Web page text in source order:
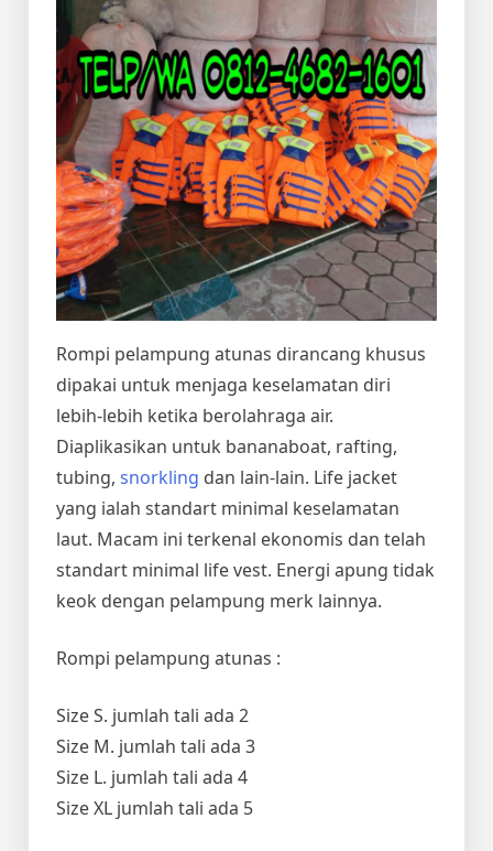
Rompi pelampung atunas dirancang khusus
dipakai untuk menjaga keselamatan diri
lebih-lebih ketika berolahraga air.
Diaplikasikan untuk bananaboat, rafting,
tubing, snorkling dan lain-lain. Life jacket
yang ialah standart minimal keselamatan
laut. Macam ini terkenal ekonomis dan telah
standart minimal life vest. Energi apung tidak
keok dengan pelampung merk lainnya.
Rompi pelampung atunas :
Size S. jumlah tali ada 2
Size M. jumlah tali ada 3
Size L. jumlah tali ada 4
Size XL jumlah tali ada 5